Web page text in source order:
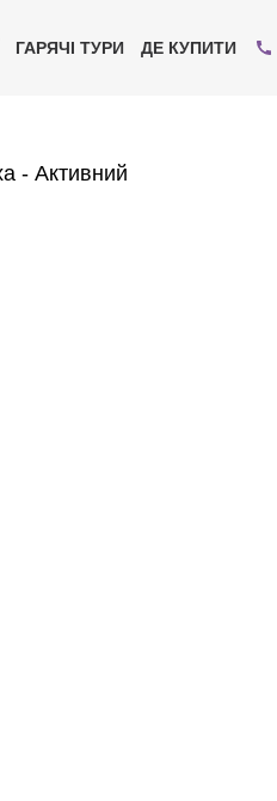
ГАРЯЧІ ТУРИ ДЕ КУПИТИ
- Активний